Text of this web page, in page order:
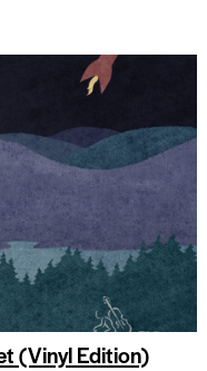
(Vinyl Edition)